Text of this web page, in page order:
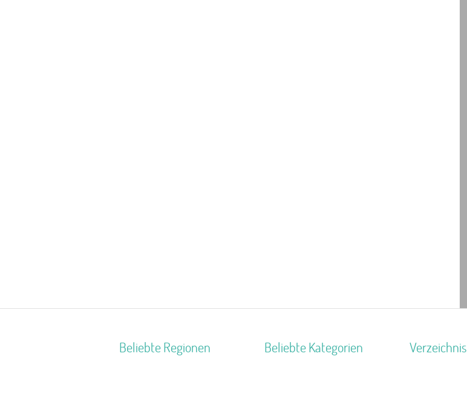
Beliebte Regionen Beliebte Kategorien Verzeichnis